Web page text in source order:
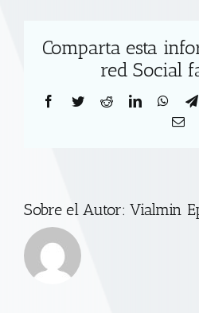
Comparta esta
red Social
Facebook
TwitterRedditLinkedIn
Sobre el Autor:Vialmin